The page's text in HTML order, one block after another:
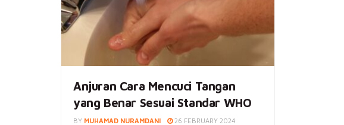
Anjuran Cara Mencuci Tangan
yang Benar Sesuai Standar WHO
BY MUHAMAD NURAMDANI 26 FEBRUARY 2024